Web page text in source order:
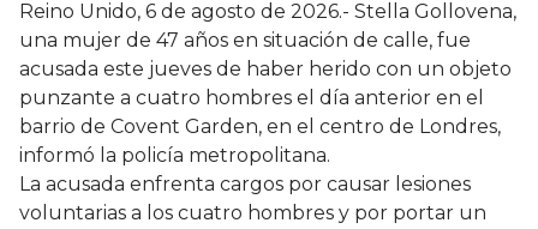
Reino Unido, 6 de agosto de 2026.- Stella Gollovena,
una mujer de 47 años en situación de calle, fue
acusada este jueves de haber herido con un objeto
punzante a cuatro hombres el día anterior en el
barrio de Covent Garden, en el centro de Londres,
informó la policía metropolitana.
La acusada enfrenta cargos por causar lesiones
voluntarias a los cuatro hombres y por portar un